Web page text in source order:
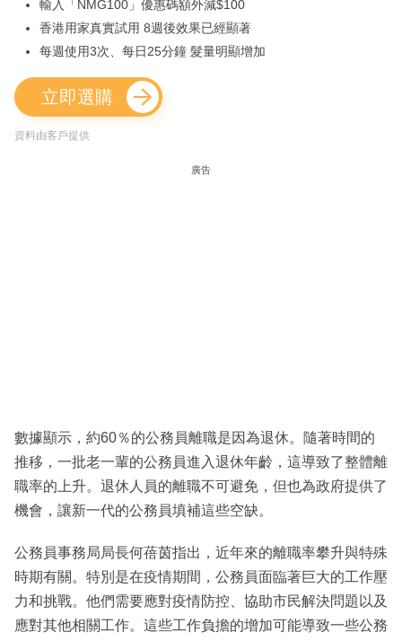
輸入「NMG100」優惠碼額外減$100
香港用家真實試用 8週後效果已經顯著
每週使用3次、每日25分鐘 髮量明顯增加
立即選購
資料由客戶提供
廣告
數據顯示，約60％的公務員離職是因為退休。隨著時間的
推移，一批老一輩的公務員進入退休年齡，這導致了整體離
職率的上升。退休人員的離職不可避免，但也為政府提供了
機會，讓新一代的公務員填補這些空缺。
公務員事務局局長何蓓茵指出，近年來的離職率攀升與特殊
時期有關。特別是在疫情期間，公務員面臨著巨大的工作壓
力和挑戰。他們需要應對疫情防控、協助市民解決問題以及
應對其他相關工作。這些工作負擔的增加可能導致一些公務